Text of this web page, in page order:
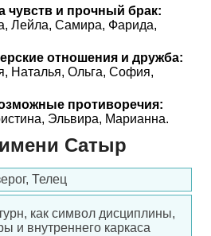
чувств и прочный брак:
Лейла, Самира, Фарида,
отношения и дружба:
Наталья, Ольга, София,
противоречия:
Эльвира, Марианна.
Сатыр
Телец
как символ дисциплины,
и внутреннего каркаса